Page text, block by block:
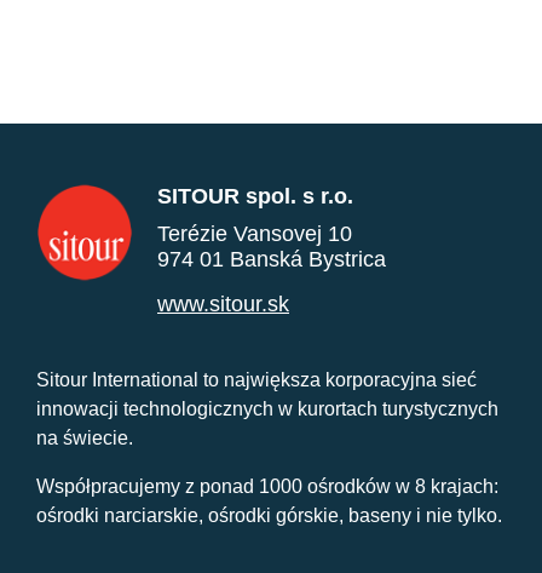
SITOUR spol. s r.o.
Terézie Vansovej 10
974 01 Banská Bystrica
www.sitour.sk
Sitour International to największa korporacyjna sieć
innowacji technologicznych w kurortach turystycznych
na świecie.
Współpracujemy z ponad 1000 ośrodków w 8 krajach:
ośrodki narciarskie, ośrodki górskie, baseny i nie tylko.